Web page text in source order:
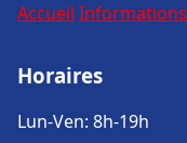
Accueil Informations
Horaires
Lun-Ven: 8h-19h